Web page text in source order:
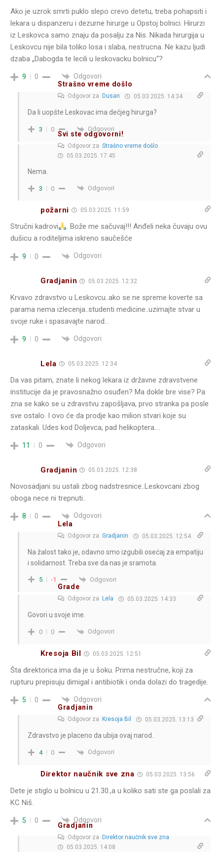
Ako je uzrok smrti puklo slepo crevo detetu, treba pohapsiti i
lekara u dispanzeru i dezurne hirurge u Opstoj bolnici. Hirurzi
iz Leskovca samo znaju da posalju za Nis. Nikada hirurgija u
Leskovcu nije bila toliko losa i slaba, nestrucna. Ne kazu ljudi
dzaba „Dabogda te lecili u leskovacku bolnicu“?
9 0
Odgovori
Strašno vreme došlo
Odgovor za Dusan 05.03.2025. 14:34
Da li uopšte Leskovac ima dečjeg hirurga?
3 0 Odgovori
Svi ste odgovorni!
Odgovor za Strašno vreme došlo
05.03.2025. 17:45
Nema.
3 0 Odgovori
požarni 05.03.2025. 11:59
Stručni kadrovi
. Bože me sačuvaj!!! Anđeli neka čuvaju ovu
dušicu a roditeljima iskreno saučešće
9 0 Odgovori
Gradjanin 05.03.2025. 12:32
Krvavo zdravstvo u Leskovcu..ako se ne spreme koverte sa
parama nema izlecenja..studenti medicine..uzimajte stvar u
svoje ruke i spasavajte narod…
9 0 Odgovori
Lela 05.03.2025. 12:34
Da vas pitam, znate li nekog lekara iz državne zdravstvene
institucije da je pravosnažno osuđen? Ma dokle bre vise? Pa
zna se kako se u zdravstvu zapošljava, prvo stranka pa posle
sve ostalo. I ovo će da prodje kao milion stvari koje su
zataskali. Udes kod Doljevca, pad helikoptera….
11 0 Odgovori
Gradjanin 05.03.2025. 12:38
Novosadjani su ustali zbog nadstresnice..Leskovcani zbog
oboga nece ni trepnuti..
8 0
Odgovori
Lela
Odgovor za Gradjanin 05.03.2025. 12:54
Na žalost tako je, odavno smo izgubili osećaj za empatiju
i solidarnost. Treba sve da nas je sramota.
5 -1 Odgovori
Grade
Odgovor za Lela 05.03.2025. 14:33
Govori u svoje ime.
0 0 Odgovori
Kresoja Bil 05.03.2025. 12:51
Šta direktorica ima da je u šoku. Prima nestručne, koji za
rupturu prepisuju dimigal i antibiotik i onda dolazi do tragedije.
5 0
Odgovori
Gradjanin
Odgovor za Kresoja Bil 05.03.2025. 13:13
Zdravstvo je placeno da ubija ovaj narod..
4 0 Odgovori
Direktor naučnik sve zna 05.03.2025. 13:56
Dete je stiglo u bolnicu u 21.30.,a u koliko sati ste ga poslali za
KC Niš.
5 0 Odgovori
Gradjanin
Odgovor za
Direktor naučnik sve zna
05.03.2025. 14:08